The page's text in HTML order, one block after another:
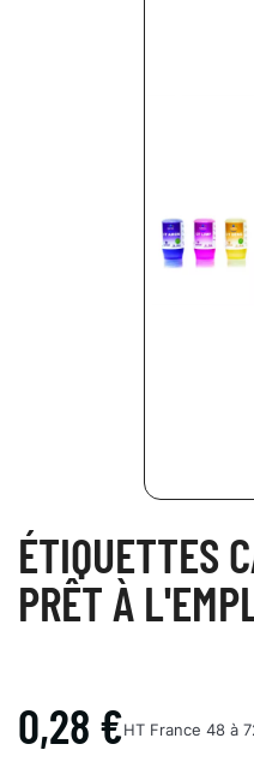
ÉTIQUETTES
PRÊT À
0,28 €HT France 48 à